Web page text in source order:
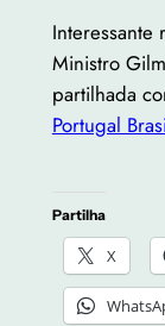
Interessante
Ministro
partilhada
Portugal
Partilha
X